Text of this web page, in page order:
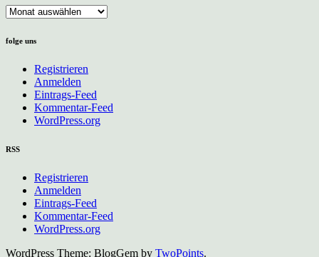
Archiv
folge uns
Registrieren
Anmelden
Eintrags-Feed
Kommentar-Feed
WordPress.org
RSS
Registrieren
Anmelden
Eintrags-Feed
Kommentar-Feed
WordPress.org
WordPress Theme: BlogGem by TwoPoints.